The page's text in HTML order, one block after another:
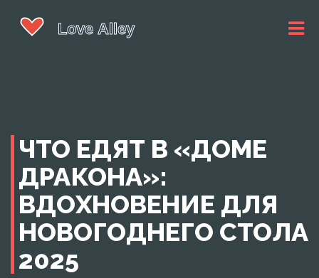
ЧТО ЕДЯТ В «ДОМЕ
ДРАКОНА»:
ВДОХНОВЕНИЕ ДЛЯ
НОВОГОДНЕГО СТОЛА
2025